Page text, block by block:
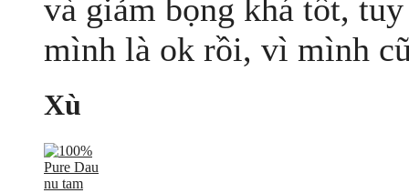
và giảm bọng khá tốt,
mình là ok rồi, vì mình
Xù